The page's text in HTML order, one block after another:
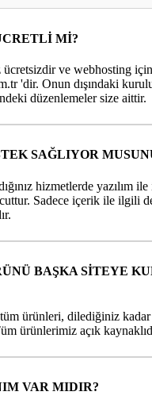
Mİ?
ücretsizdir ve webhosting
'dir. Onun dışındaki
düzenlemeler size aittir.
SAĞLIYOR
hizmetlerde yazılım
Sadece içerik ile ilgili
BAŞKA SİTEYE
tüm ürünleri, dilediğiniz
ürünlerimiz açık
VAR MIDIR?